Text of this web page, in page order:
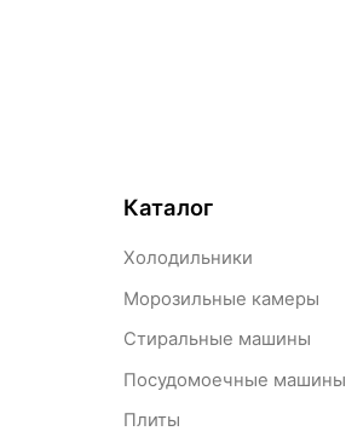
Каталог
Холодильники
Морозильные камеры
Стиральные машины
Посудомоечные машины
Плиты